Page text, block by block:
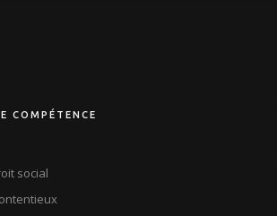
COMPÉTENCE
social